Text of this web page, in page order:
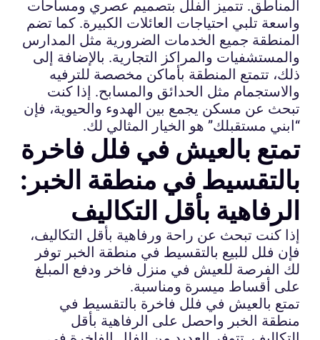
المناطق. تتميز الفلل بتصميم عصري ومساحات
واسعة تلبي احتياجات العائلات الكبيرة. كما تضم
المنطقة جميع الخدمات الضرورية مثل المدارس
والمستشفيات والمراكز التجارية. بالإضافة إلى
ذلك، تتمتع المنطقة بأماكن مخصصة للترفيه
والاستجمام مثل الحدائق والمسابح. إذا كنت
تبحث عن مسكن يجمع بين الهدوء والحيوية، فإن
“ابني مستقبلك” هو الخيار المثالي لك.
تمتع بالعيش في فلل فاخرة
بالتقسيط في منطقة الخبر:
الرفاهية بأقل التكاليف
إذا كنت تبحث عن راحة ورفاهية بأقل التكاليف،
فإن فلل للبيع بالتقسيط في منطقة الخبر توفر
لك الفرصة للعيش في منزل فاخر ودفع المبلغ
على أقساط ميسرة ومناسبة.
تمتع بالعيش في فلل فاخرة بالتقسيط في
منطقة الخبر واحصل على الرفاهية بأقل